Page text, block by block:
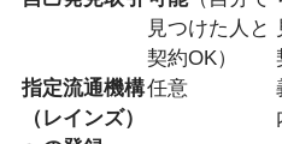
見つけた人と
契約OK）
指定流通機構
（レインズ）
任意